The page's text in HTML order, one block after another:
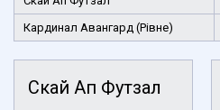
Кардинал Авангард (Рівне)
Скай Ап Футзал